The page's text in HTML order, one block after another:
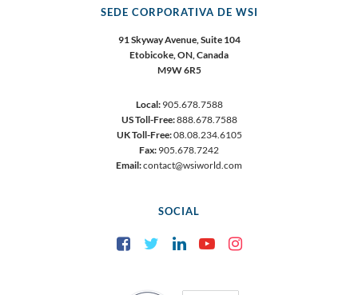
SEDE CORPORATIVA DE WSI
91 Skyway Avenue, Suite 104
Etobicoke, ON, Canada
M9W 6R5
Local:905.678.7588
US Toll-Free:888.678.7588
UK Toll-Free:08.08.234.6105
Fax: 905.678.7242
Email:contact@wsiworld.com
SOCIAL
FacebookTwitter LinkedInYouTube